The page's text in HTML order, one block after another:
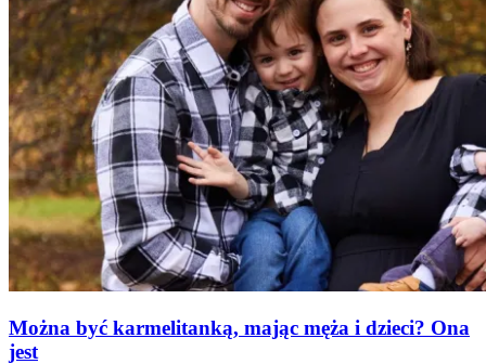
Można być karmelitanką, mając męża i dzieci? Ona
jest